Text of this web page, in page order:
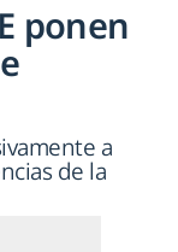
ponen
a
de la